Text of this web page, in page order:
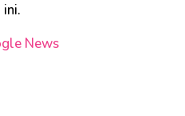
News